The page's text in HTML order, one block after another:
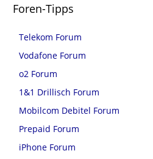
Foren-Tipps
Telekom Forum
Vodafone Forum
o2 Forum
1&1 Drillisch Forum
Mobilcom Debitel Forum
Prepaid Forum
iPhone Forum